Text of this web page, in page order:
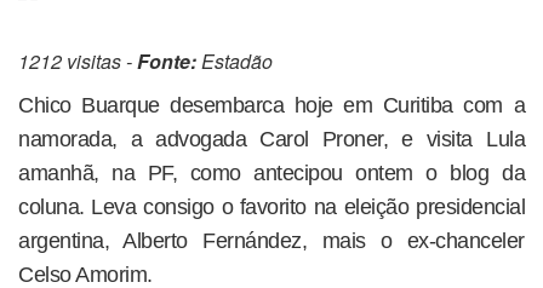
1212 visitas -Fonte:Estadão
Chico Buarque desembarca hoje em Curitiba com a
namorada, a advogada Carol Proner, e visita Lula
amanhã, na PF, como antecipou ontem o blog da
coluna. Leva consigo o favorito na eleição presidencial
argentina, Alberto Fernández, mais o ex-chanceler
Celso Amorim.